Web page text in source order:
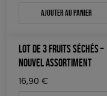
Ajouter au panier
LOT DE 3 FRUITS SÉCHÉS –
NOUVEL ASSORTIMENT
16,90 €